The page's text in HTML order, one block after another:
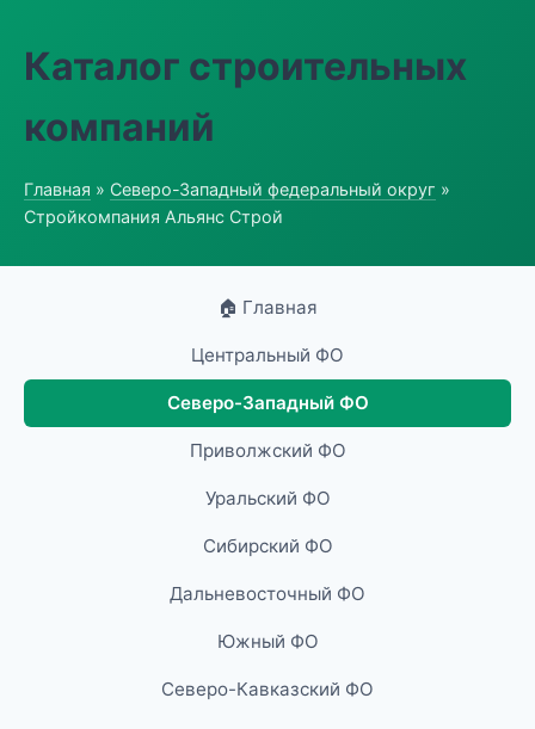
Каталог строительных
компаний
Главная » Северо-Западный федеральный округ »
Стройкомпания Альянс Строй
🏠 Главная
Центральный ФО
Северо-Западный ФО
Приволжский ФО
Уральский ФО
Сибирский ФО
Дальневосточный ФО
Южный ФО
Северо-Кавказский ФО